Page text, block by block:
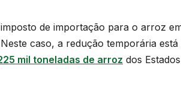
de importação para o arroz
caso, a redução temporária
mil toneladas de arroz dos